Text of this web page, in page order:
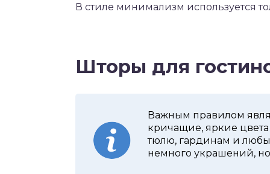
В стиле минимализм используется
Шторы для
Важным правилом
кричащие, яркие
тюлю, гардинам и
немного украшений,